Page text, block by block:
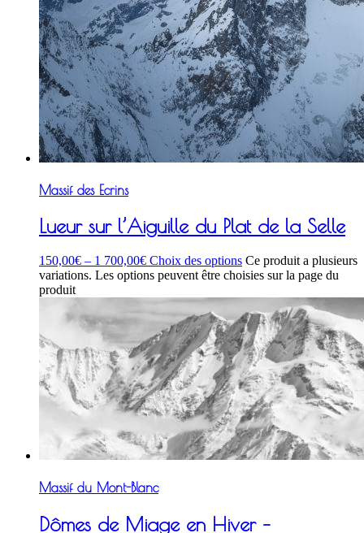
Massif des Ecrins
Lueur sur l’Aiguille du Plat de la Selle
150,00€ – 1 700,00€ Choix des options Ce produit a plusieurs
variations. Les options peuvent être choisies sur la page du
produit
Massif du Mont-Blanc
Dômes de Miage en Hiver –